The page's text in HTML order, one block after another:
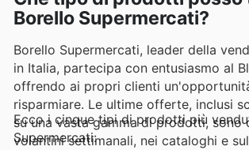
Borello Supermercati?
Borello Supermercati, leader della
in Italia, partecipa con entusiasmo al
offrendo ai propri clienti
risparmiare. Le ultime offerte, inclusi
su una vasta gamma di prodotti, sono
volantini settimanali, nei cataloghi e
Ecco i cinque tipi di prodotti più
Supermercati: